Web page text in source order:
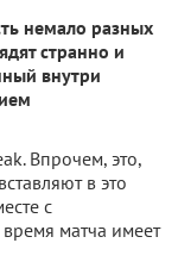
немало разных
странно и
внутри
Впрочем, это,
в это
с
матча имеет